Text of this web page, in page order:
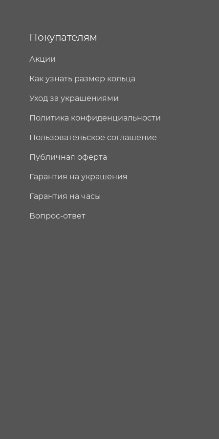
Покупателям
Акции
Как узнать размер кольца
Уход за украшениями
Политика конфиденциальности
Пользовательское соглашение
Публичная оферта
Гарантия на украшения
Гарантия на часы
Вопрос-ответ